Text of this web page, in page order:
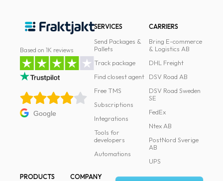
Terms
conditions
Privacy
and
dangerous
Based on 1K reviews
Google
SERVICES
Send Packages &
Pallets
Track package
Find closest agent
Free TMS
Subscriptions
Integrations
Tools for
developers
Automations
CARRIERS
Bring E-commerce
& Logistics AB
DHL Freight
DSV Road AB
DSV Road Sweden
SE
FedEx
Ntex AB
PostNord Sverige
AB
UPS
PRODUCTS
COMPANY